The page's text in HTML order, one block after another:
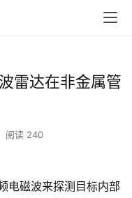
雷达在非金属管
阅读 240
电磁波来探测目标内部